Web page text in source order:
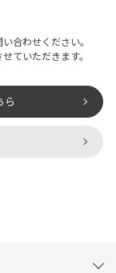
合わせください。
ていただきます。
ら